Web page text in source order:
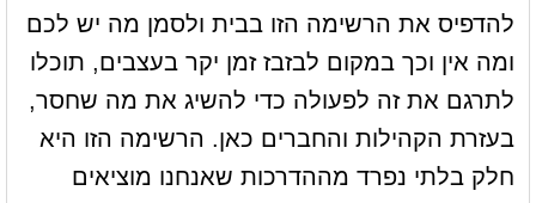
להדפיס את הרשימה הזו בבית ולסמן מה יש לכם
ומה אין וכך במקום לבזבז זמן יקר בעצבים, תוכלו
לתרגם את זה לפעולה כדי להשיג את מה שחסר,
בעזרת הקהילות והחברים כאן. הרשימה הזו היא
חלק בלתי נפרד מההדרכות שאנחנו מוציאים